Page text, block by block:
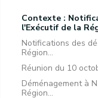
Contexte :
l'Exécutif de la
Notifications des
Région...
Réunion du 10
Déménagement à
Région...